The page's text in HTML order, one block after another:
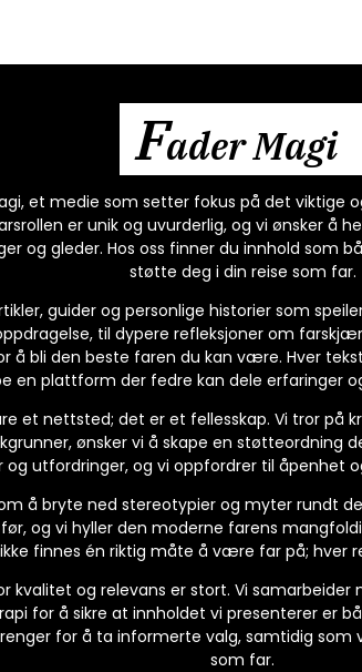
Fader Magi
et medie som setter fokus på det viktige
er unik og uvurderlig, og vi ønsker å
og gleder. Hos oss finner du innhold som
støtte deg i din reise som far.
guider og personlige historier som
til dypere refleksjoner om
å bli den beste faren du kan være. Hver
en plattform der fedre kan dele erfaringer
et nettsted; det er et fellesskap. Vi tror på
ønsker vi å skape en støtteordning
utfordringer, og vi oppfordrer til åpenhet
å bryte ned stereotypier og myter rundt
og vi hyller den moderne farens
finnes én riktig måte å være far på; hver
kvalitet og relevans er stort. Vi samarbeider
for å sikre at innholdet vi presenterer er
for å ta informerte valg, samtidig som
som far.